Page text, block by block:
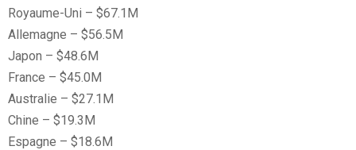
Royaume-Uni – $67.1M
Allemagne – $56.5M
Japon – $48.6M
France – $45.0M
Australie – $27.1M
Chine – $19.3M
Espagne – $18.6M